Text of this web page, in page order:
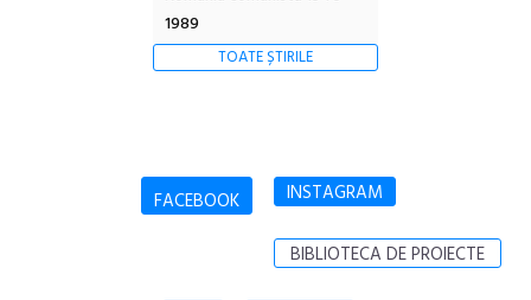
1989
TOATE ȘTIRILE
FACEBOOK INSTAGRAM
BIBLIOTECA DE PROIECTE